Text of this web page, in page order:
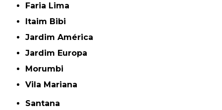
Faria Lima
Itaim Bibi
Jardim América
Jardim Europa
Morumbi
Vila Mariana
Santana